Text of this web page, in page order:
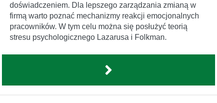
doświadczeniem. Dla lepszego zarządzania zmianą w
firmą warto poznać mechanizmy reakcji emocjonalnych
pracowników. W tym celu można się posłużyć teorią
stresu psychologicznego Lazarusa i Folkman.